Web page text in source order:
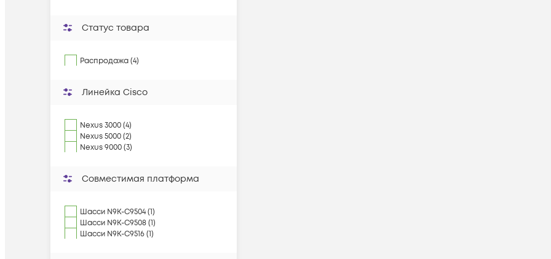
Статус товара
Распродажа (4)
Линейка Cisco
Nexus 3000 (4)
Nexus 5000 (2)
Nexus 9000 (3)
Совместимая платформа
Шасси N9K-C9504 (1)
Шасси N9K-C9508 (1)
Шасси N9K-C9516 (1)